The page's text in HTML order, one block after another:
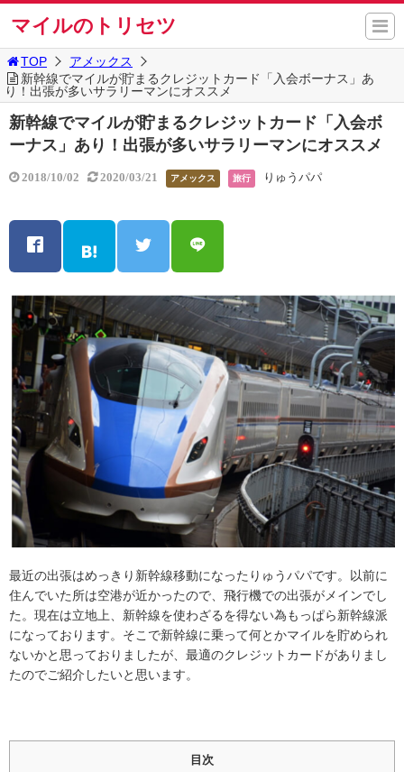
マイルのトリセツ
TOP
アメックス
新幹線でマイルが貯まるクレジットカード「入会ボーナス」あ
り！出張が多いサラリーマンにオススメ
新幹線でマイルが貯まるクレジットカード「入会ボ
ーナス」あり！出張が多いサラリーマンにオススメ
2018/10/02 2020/03/21 アメックス 旅行 りゅうパパ
最近の出張はめっきり新幹線移動になったりゅうパパです。以前に
住んでいた所は空港が近かったので、飛行機での出張がメインでし
た。現在は立地上、新幹線を使わざるを得ない為もっぱら新幹線派
になっております。そこで新幹線に乗って何とかマイルを貯められ
ないかと思っておりましたが、最適のクレジットカードがありまし
たのでご紹介したいと思います。
目次